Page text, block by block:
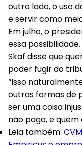
outro lado, o uso
e servir como
Em julho, o
essa
Skaf disse que
poder fugir do
“Isso
outras formas de
ser uma coisa
não paga, e
Leia também: